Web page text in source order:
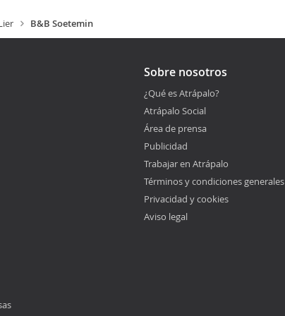
B&B Soetemin
Sobre nosotros
¿Qué es Atrápalo?
Atrápalo Social
Área de prensa
Publicidad
Trabajar en Atrápalo
Términos y condiciones generales
Privacidad y cookies
Aviso legal